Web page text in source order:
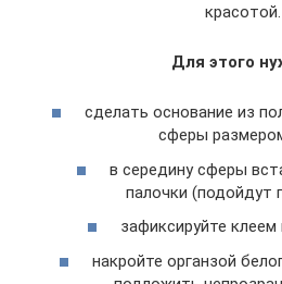
красотой.
Для этого
сделать основание из
сферы
в середину сферы
палочки (подойдут
зафиксируйте
накройте органзой